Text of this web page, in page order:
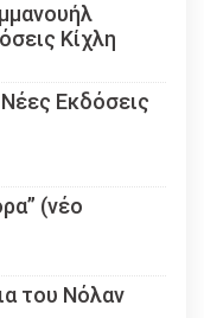
Κίχλη
Εκδόσεις
(νέο
του Νόλαν